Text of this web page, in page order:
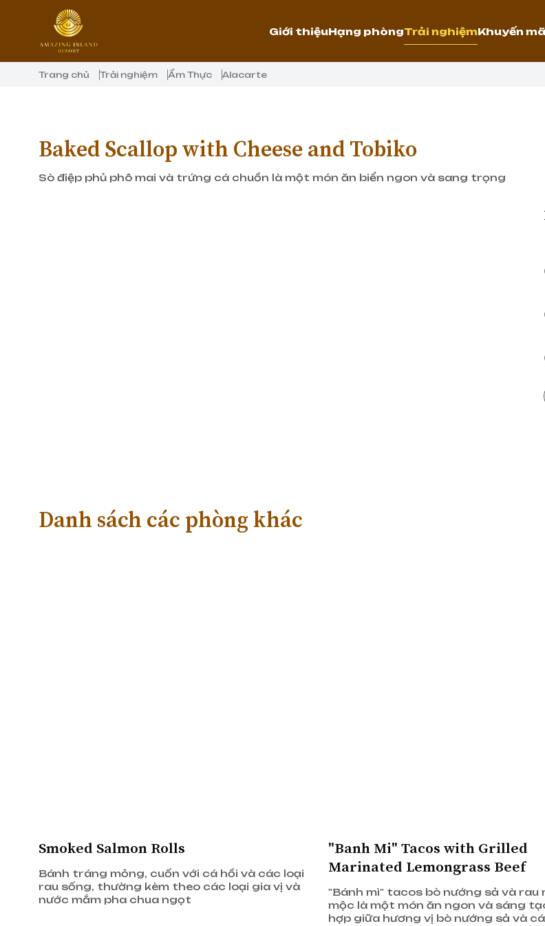
Giới thiệuHạng phòngTrải nghiệmKhuyến
Trang chủ Trải nghiệm Ẩm Thực Alacarte
Baked Scallop with Cheese and Tobiko
Sò điệp phủ phô mai và trứng cá chuồn là một món ăn biển ngon và sang trọng